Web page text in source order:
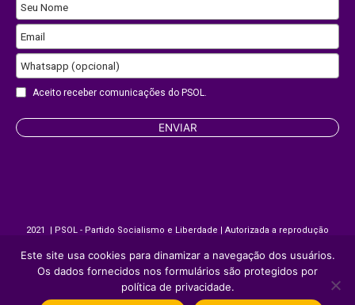
Seu Nome
Email
Whatsapp (opcional)
Aceito receber comunicações do PSOL.
ENVIAR
2021 | PSOL - Partido Socialismo e Liberdade | Autorizada a reprodução
desde que citada a fonte.
Site desenvolvido porAppmobi
Este site usa cookies para dinamizar a navegação dos usuários.
Os dados fornecidos nos formulários são protegidos por
política de privacidade.